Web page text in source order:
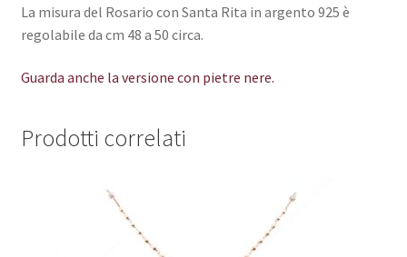
La misura del Rosario con Santa Rita in argento 925 è
regolabile da cm 48 a 50 circa.
Guarda anche la versione con pietre nere.
Prodotti correlati